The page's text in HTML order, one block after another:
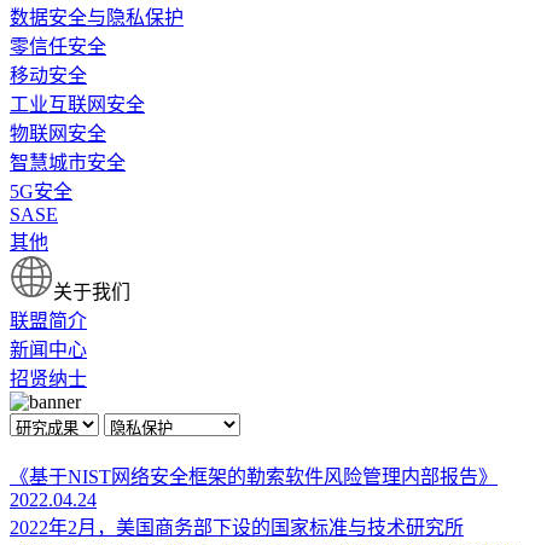
数据安全与隐私保护
零信任安全
移动安全
工业互联网安全
物联网安全
智慧城市安全
5G安全
SASE
其他
关于我们
联盟简介
新闻中心
招贤纳士
《基于NIST网络安全框架的勒索软件风险管理内部报告》
2022.04.24
2022年2月，美国商务部下设的国家标准与技术研究所